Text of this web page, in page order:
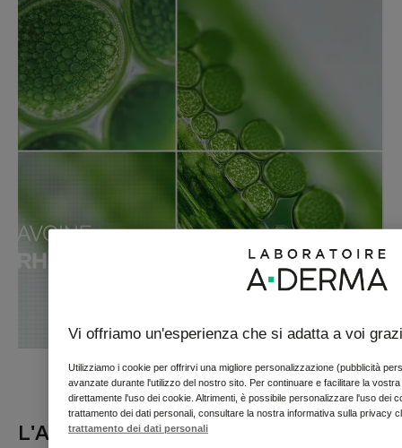
Vantaggio
Delicatamente profumato e ultra-fresco, A-DERMA
PROTECT AH LATTE DOPOSOLE RISTRUTTURANTE è un
prodotto doposole idratante ed efficace che offre
comfort e protezione alla pelle fragile e sensibile.
• REIDRATA : arricchito con acido ialuronico, A-DERMA
LATTE DOPOSOLE AH idrata intensamente e favorisce la
ristrutturazione epidermica della pelle fragile dopo
l'esposizione al sole.
• LENISCE : i suoi principi attivi lenitivi e altamente idratanti
uniti alla sua texture lattiginosa calmano immediatamente.
per aiutare a difendere il DNA cellulare.
Consistenza Riciclare
L'Avena Rhealba®
Vi offriamo un'esperienza che si adatta a voi
Utilizziamo i cookie per offrirvi una migliore personalizzazione (pubblicità
avanzate durante l'utilizzo del nostro sito. Per continuare e facilitare la
direttamente l'uso dei cookie. Altrimenti, è possibile personalizzare l'uso dei
trattamento dei dati personali, consultare la nostra informativa sulla privacy
trattamento dei dati personali